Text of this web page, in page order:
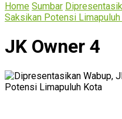
Home Sumbar
Saksikan Potensi
JK Owner 4